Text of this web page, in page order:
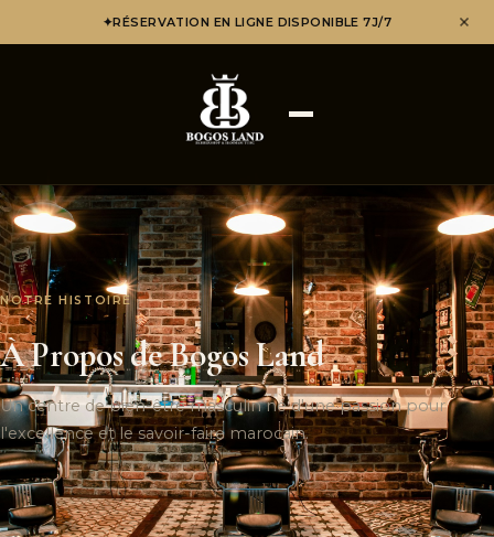
✦RÉSERVATION EN LIGNE DISPONIBLE 7J/7
NOTRE HISTOIRE
À Propos de Bogos Land
Un centre de bien-être masculin né d'une passion pour
l'excellence et le savoir-faire marocain.